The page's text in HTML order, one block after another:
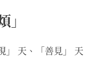
」
」 天、「善見」 天